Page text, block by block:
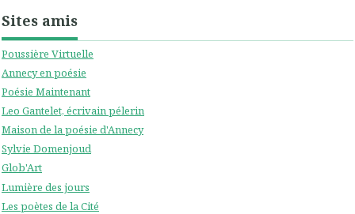
Sites amis
Poussière Virtuelle
Annecy en poésie
Poésie Maintenant
Leo Gantelet, écrivain pélerin
Maison de la poésie d'Annecy
Sylvie Domenjoud
Glob'Art
Lumière des jours
Les poètes de la Cité